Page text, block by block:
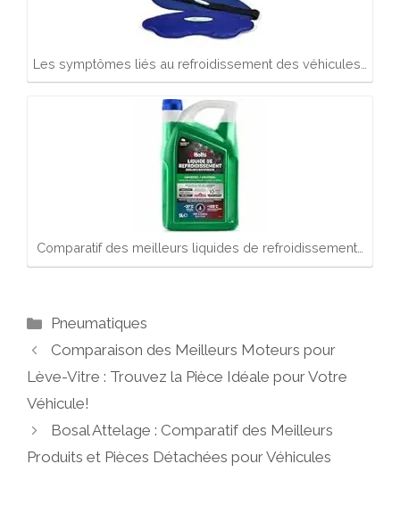
Les symptômes liés au refroidissement des véhicules…
Comparatif des meilleurs liquides de refroidissement…
Catégories
Pneumatiques
Comparaison des Meilleurs Moteurs pour
Lève-Vitre : Trouvez la Pièce Idéale pour Votre
Véhicule!
Bosal Attelage : Comparatif des Meilleurs
Produits et Pièces Détachées pour Véhicules